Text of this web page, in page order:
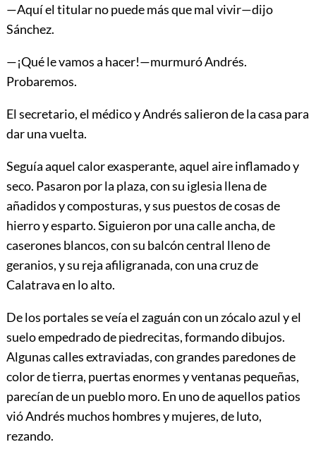
—Aquí el titular no puede más que mal vivir—dijo
Sánchez.
—¡Qué le vamos a hacer!—murmuró Andrés.
Probaremos.
El secretario, el médico y Andrés salieron de la casa para
dar una vuelta.
Seguía aquel calor exasperante, aquel aire inflamado y
seco. Pasaron por la plaza, con su iglesia llena de
añadidos y composturas, y sus puestos de cosas de
hierro y esparto. Siguieron por una calle ancha, de
caserones blancos, con su balcón central lleno de
geranios, y su reja afiligranada, con una cruz de
Calatrava en lo alto.
De los portales se veía el zaguán con un zócalo azul y el
suelo empedrado de piedrecitas, formando dibujos.
Algunas calles extraviadas, con grandes paredones de
color de tierra, puertas enormes y ventanas pequeñas,
parecían de un pueblo moro. En uno de aquellos patios
vió Andrés muchos hombres y mujeres, de luto,
rezando.